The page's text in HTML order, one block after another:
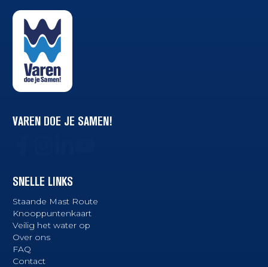
VAREN DOE JE SAMEN!
SNELLE LINKS
Staande Mast Route
Knooppuntenkaart
Veilig het water op
Over ons
FAQ
Contact